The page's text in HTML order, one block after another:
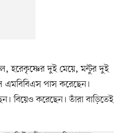
হরেকৃষ্ণের দুই মেয়ে, মন্টুর দুই
এমবিবিএস পাস করেছেন।
বিয়েও করেছেন। তাঁরা বাড়িতেই